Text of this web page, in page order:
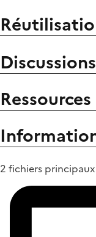
Discussions
2 fichiers principaux